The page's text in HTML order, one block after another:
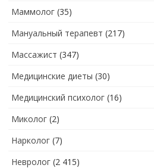
Маммолог (35)
Мануальный терапевт (217)
Массажист (347)
Медицинские диеты (30)
Медицинский психолог (16)
Миколог (2)
Нарколог (7)
Невролог (2 415)